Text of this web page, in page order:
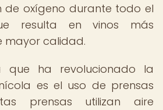
de oxígeno durante todo el
resulta en vinos más
mayor calidad.
que ha revolucionado la
es el uso de prensas
prensas utilizan aire